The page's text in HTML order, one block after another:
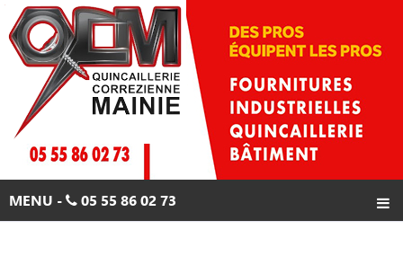
Skip
to
content
MENU - 05 55 86 02 73